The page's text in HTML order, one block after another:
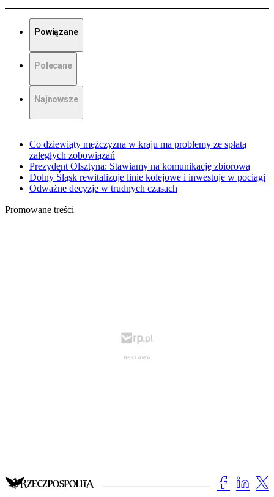
Powiązane
Polecane
Najnowsze
Co dziewiąty mężczyzna w kraju ma problemy ze spłatą
zaległych zobowiązań
Prezydent Olsztyna: Stawiamy na komunikację zbiorową
Dolny Śląsk rewitalizuje linie kolejowe i inwestuje w pociągi
Odważne decyzje w trudnych czasach
Promowane treści